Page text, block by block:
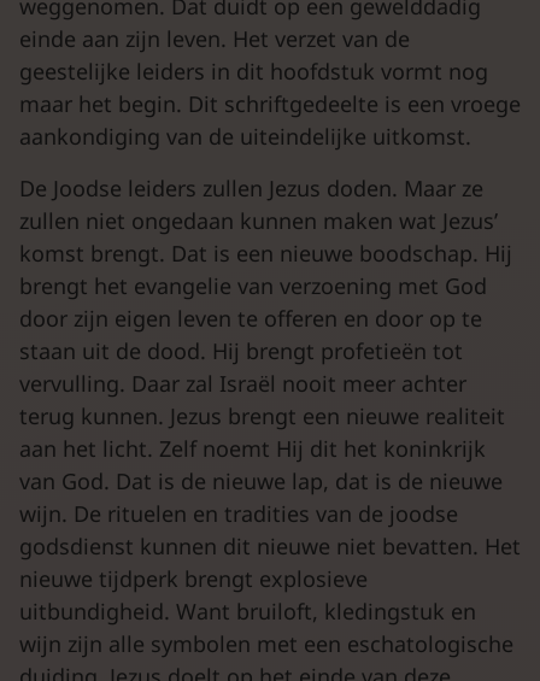
weggenomen. Dat duidt op een gewelddadig
einde aan zijn leven. Het verzet van de
geestelijke leiders in dit hoofdstuk vormt nog
maar het begin. Dit schriftgedeelte is een vroege
aankondiging van de uiteindelijke uitkomst.
De Joodse leiders zullen Jezus doden. Maar ze
zullen niet ongedaan kunnen maken wat Jezus’
komst brengt. Dat is een nieuwe boodschap. Hij
brengt het evangelie van verzoening met God
door zijn eigen leven te offeren en door op te
staan uit de dood. Hij brengt profetieën tot
vervulling. Daar zal Israël nooit meer achter
terug kunnen. Jezus brengt een nieuwe realiteit
aan het licht. Zelf noemt Hij dit het koninkrijk
van God. Dat is de nieuwe lap, dat is de nieuwe
wijn. De rituelen en tradities van de joodse
godsdienst kunnen dit nieuwe niet bevatten. Het
nieuwe tijdperk brengt explosieve
uitbundigheid. Want bruiloft, kledingstuk en
wijn zijn alle symbolen met een eschatologische